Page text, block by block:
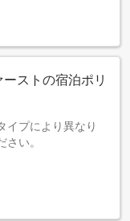
ストの宿泊ポリ
イプにより異なり
い。